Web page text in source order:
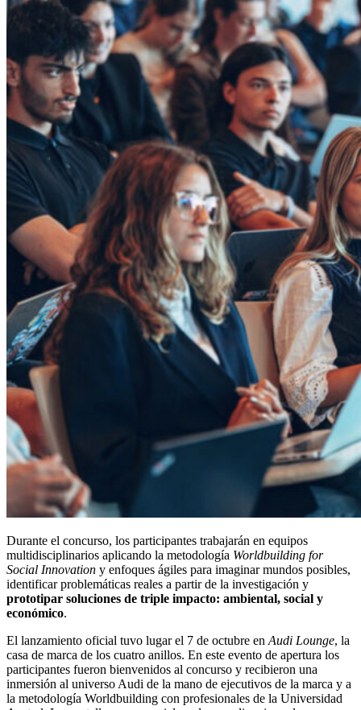
Durante el concurso, los participantes trabajarán en equipos
multidisciplinarios aplicando la metodología Worldbuilding for
Social Innovation y enfoques ágiles para imaginar mundos posibles,
identificar problemáticas reales a partir de la investigación y
prototipar soluciones de triple impacto: ambiental, social y
económico.
El lanzamiento oficial tuvo lugar el 7 de octubre enAudi Lounge, la
casa de marca de los cuatro anillos. En este evento de apertura los
participantes fueron bienvenidos al concurso y recibieron una
inmersión al universo Audi de la mano de ejecutivos de la marca y a
la metodología Worldbuilding con profesionales de la Universidad